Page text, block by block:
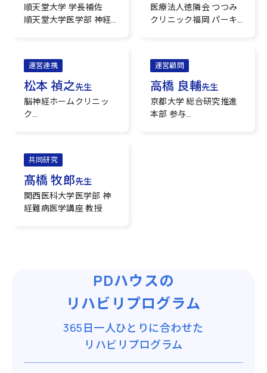
順天堂大学 学長補佐
順天堂大学医学部 神経
学研究センター 神経変
性疾患連携研究チーム
チームディレクター
順天堂大学 ニューロン-
グリア クロストークセ
ンター センター長
医療法人徳隣会 つつみ
クリニック福岡 パーキ
順天堂大学大学院医学
研究科 特任教授
運営連携
松本 禎之先生
脳神経ホームクリニッ
ク
（前北野病院副院長）
運営顧問
高橋 良輔先生
京都大学 総合研究推進
本部 参与
共同研究
髙橋 牧郎先生
関西医科大学医学部 神
経難病医学講座 教授
PDハウスの
リハビリプログラム
365日一人ひとりに合わせた
リハビリプログラム